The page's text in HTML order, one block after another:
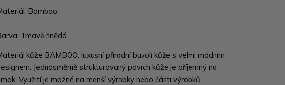
Bamboo.
Tmavě hnědá.
kůže BAMBOO: luxusní přírodní buvolí kůže s velmi módním
Jednosměrně strukturovaný povrch kůže je příjemný na
Využití je možné na menší výrobky nebo části výrobků.